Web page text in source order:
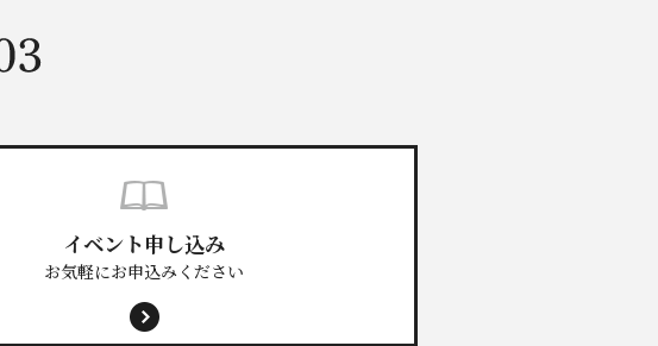
イベント申し込み
お気軽にお申込みください